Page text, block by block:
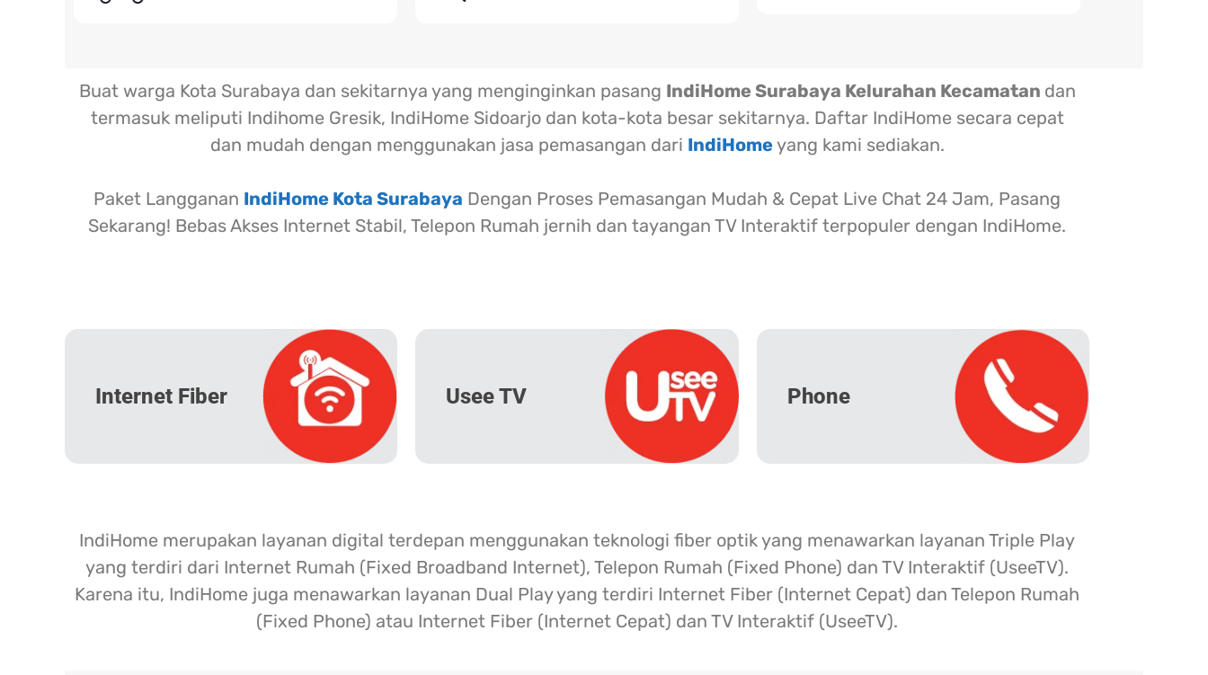
Buat warga Kota Surabaya dan sekitarnya yang menginginkan pasang IndiHome Surabaya Kelurahan Kecamatan dan
termasuk meliputi Indihome Gresik, IndiHome Sidoarjo dan kota-kota besar sekitarnya. Daftar IndiHome secara cepat
dan mudah dengan menggunakan jasa pemasangan dari IndiHomeyang kami sediakan.
Paket Langganan IndiHome Kota Surabaya Dengan Proses Pemasangan Mudah & Cepat Live Chat 24 Jam, Pasang
Sekarang! Bebas Akses Internet Stabil, Telepon Rumah jernih dan tayangan TV Interaktif terpopuler dengan IndiHome.
Internet Fiber Usee TV Phone
IndiHome merupakan layanan digital terdepan menggunakan teknologi fiber optik yang menawarkan layanan Triple Play
yang terdiri dari Internet Rumah (Fixed Broadband Internet), Telepon Rumah (Fixed Phone) dan TV Interaktif (UseeTV).
Karena itu, IndiHome juga menawarkan layanan Dual Play yang terdiri Internet Fiber (Internet Cepat) dan Telepon Rumah
(Fixed Phone) atau Internet Fiber (Internet Cepat) dan TV Interaktif (UseeTV).